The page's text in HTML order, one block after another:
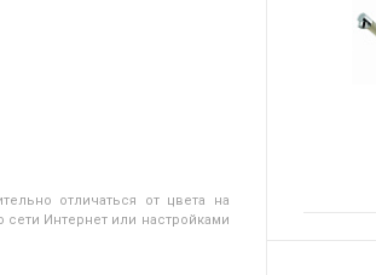
отличаться от цвета на
Интернет или настройками